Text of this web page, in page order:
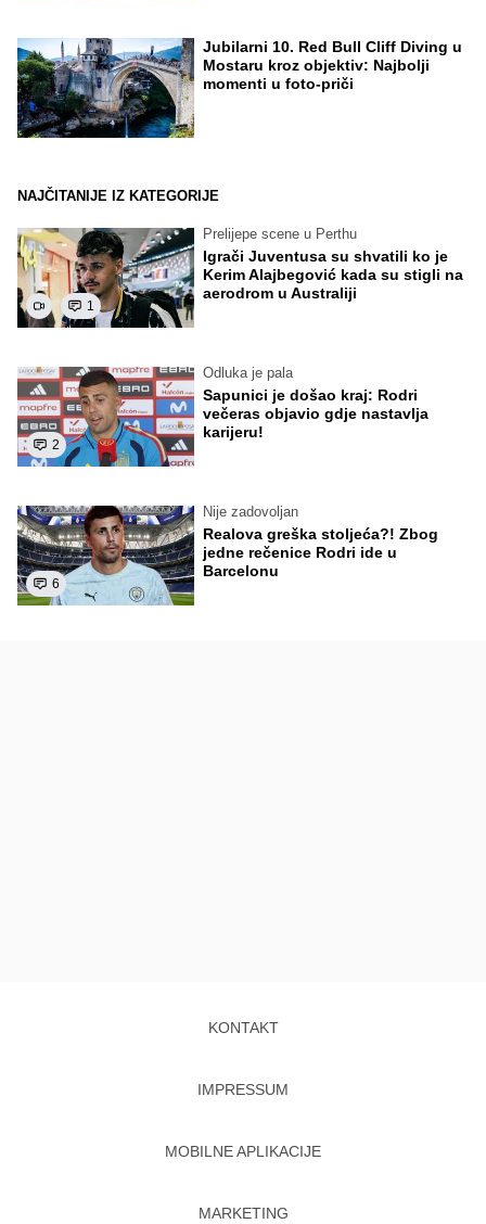
Jubilarni 10. Red Bull Cliff Diving u
Mostaru kroz objektiv: Najbolji
momenti u foto-priči
NAJČITANIJE IZ KATEGORIJE
1
Prelijepe scene u Perthu
Igrači Juventusa su shvatili ko je
Kerim Alajbegović kada su stigli na
aerodrom u Australiji
2
Odluka je pala
Sapunici je došao kraj: Rodri
večeras objavio gdje nastavlja
karijeru!
6
Nije zadovoljan
Realova greška stoljeća?! Zbog
jedne rečenice Rodri ide u
Barcelonu
KONTAKT
IMPRESSUM
MOBILNE APLIKACIJE
MARKETING